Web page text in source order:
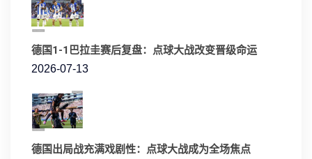
德国1-1巴拉圭赛后复盘：点球大战改变晋级命运
2026-07-13
德国出局战充满戏剧性：点球大战成为全场焦点